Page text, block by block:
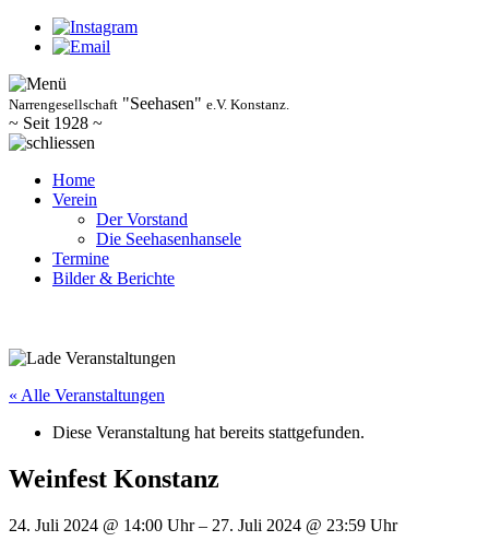
Narrengesellschaft "Seehasen" e.V. Konstanz.
~ Seit 1928 ~
Home
Verein
Der Vorstand
Die Seehasenhansele
Termine
Bilder & Berichte
« Alle Veranstaltungen
Diese Veranstaltung hat bereits stattgefunden.
Weinfest Konstanz
24. Juli 2024 @ 14:00 Uhr– 27. Juli 2024 @ 23:59 Uhr